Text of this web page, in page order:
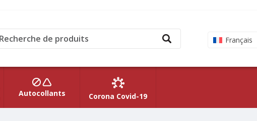
Français
Autocollants Corona Covid-19